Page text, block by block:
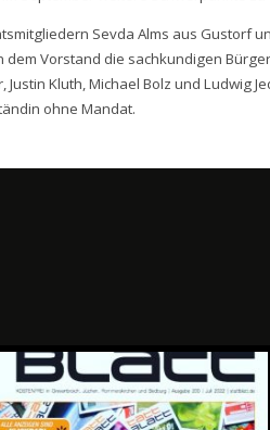
Sevda Alms aus Gustorf
Vorstand die sachkundigen
Kluth, Michael Bolz und Ludwig
ohne Mandat.